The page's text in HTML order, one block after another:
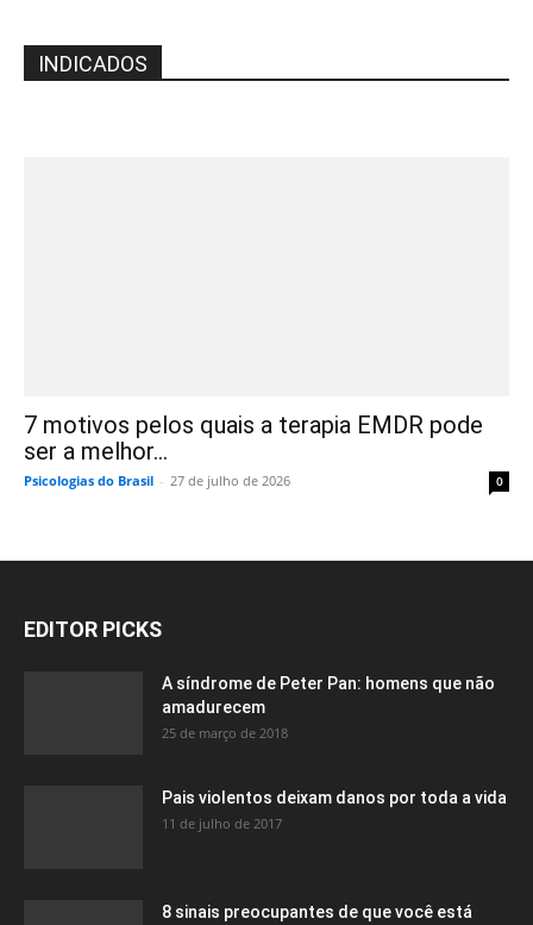
INDICADOS
7 motivos pelos quais a terapia EMDR pode
ser a melhor...
Psicologias do Brasil - 27 de julho de 2026 0
EDITOR PICKS
A síndrome de Peter Pan: homens que não
amadurecem
25 de março de 2018
Pais violentos deixam danos por toda a vida
11 de julho de 2017
8 sinais preocupantes de que você está